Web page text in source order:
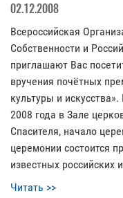
02.12.2008
Всероссийская
Собственности и
приглашают Вас
вручения почётных
культуры и
2008 года в Зале
Спасителя, начало
церемонии состоится
известных российских
Читать >>